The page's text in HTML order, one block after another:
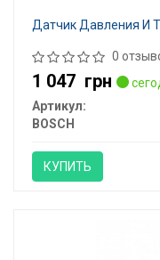
Датчик Давления И
0
1 047 грн
Артикул:
BOSCH
КУПИТЬ